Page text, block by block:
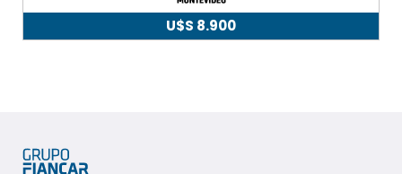
U$S 8.900